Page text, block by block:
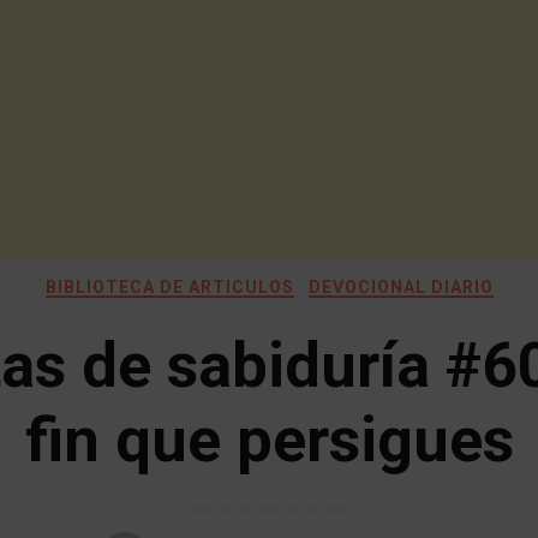
BIBLIOTECA DE ARTICULOS DEVOCIONAL DIARIO
de sabiduría
fin que persigues